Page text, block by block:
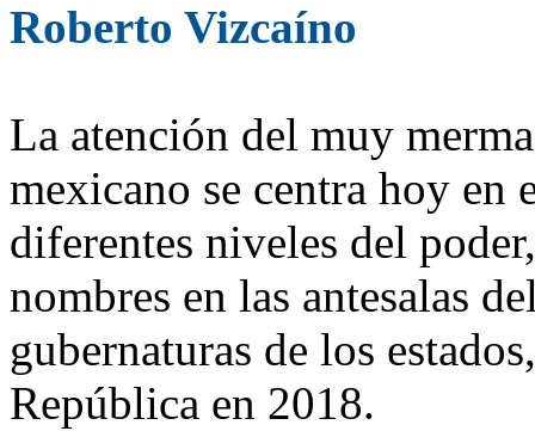
Roberto Vizcaíno
La atención del muy
mexicano se centra hoy en
diferentes niveles del
nombres en las antesalas
gubernaturas de los
República en 2018.